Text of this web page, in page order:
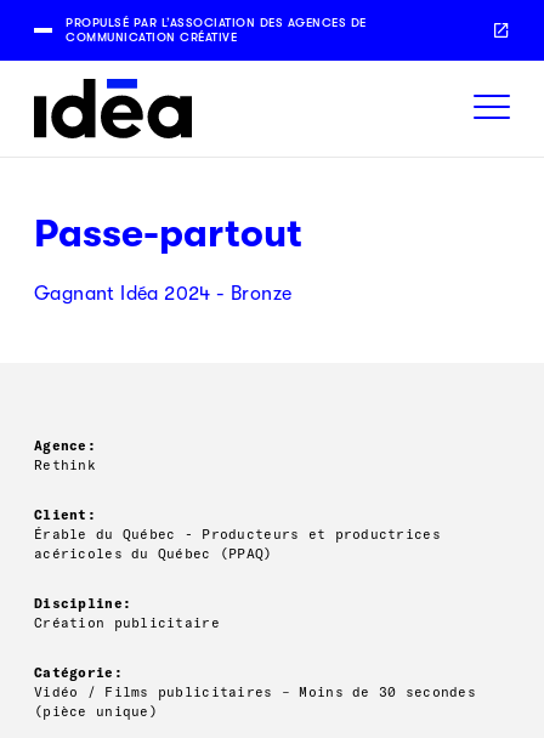
PROPULSÉ PAR L’ASSOCIATION DES AGENCES DE
COMMUNICATION CRÉATIVE
Passe-partout
Gagnant Idéa 2024 - Bronze
Agence:
Rethink
Client:
Érable du Québec - Producteurs et productrices
acéricoles du Québec (PPAQ)
Discipline:
Création publicitaire
Catégorie:
Vidéo / Films publicitaires – Moins de 30 secondes
(pièce unique)